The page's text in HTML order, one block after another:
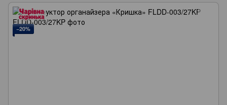
−20%